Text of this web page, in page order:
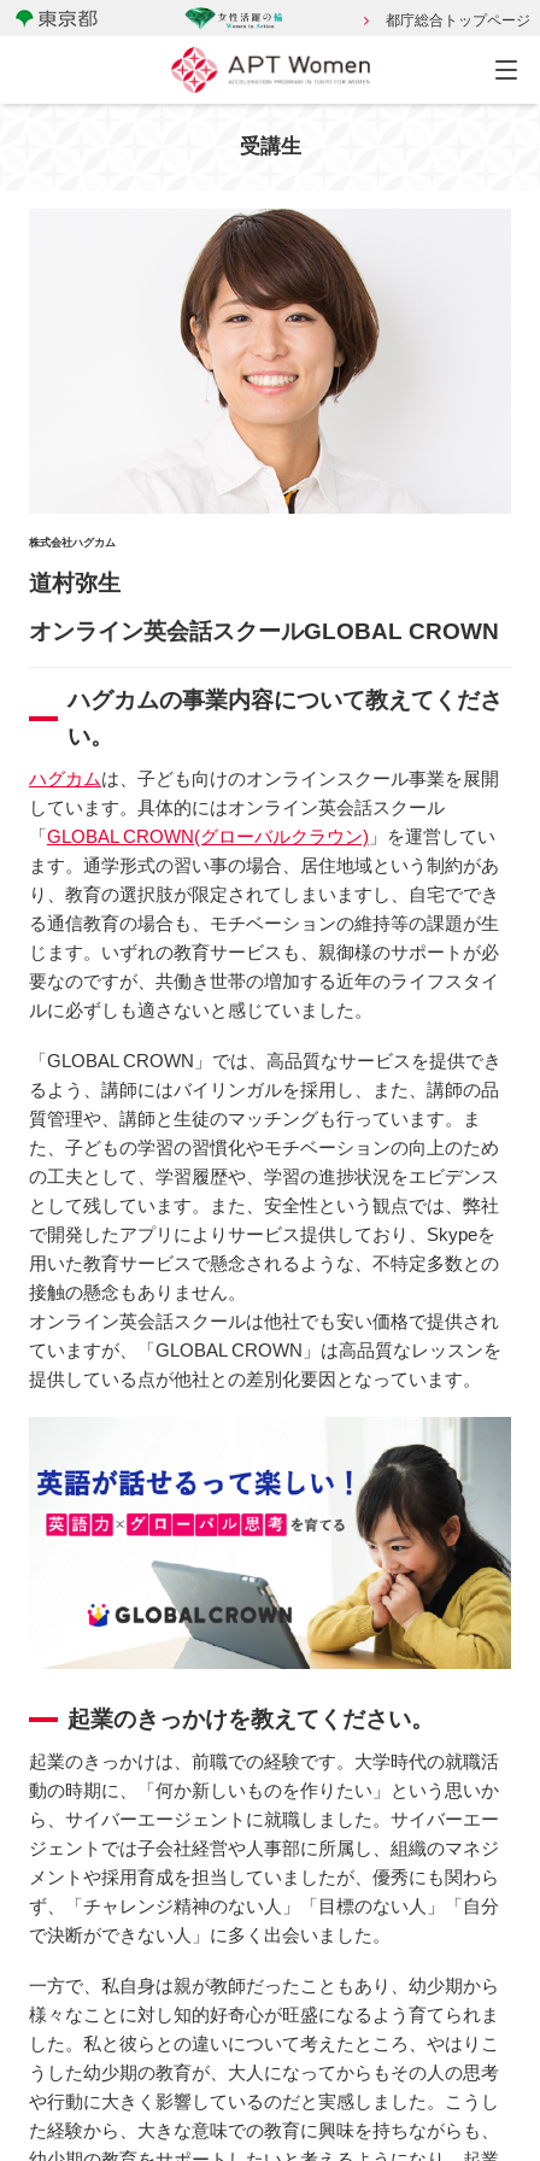
都庁総合トップページ
受講生
株式会社ハグカム
道村弥生
オンライン英会話スクールGLOBAL CROWN
ハグカムの事業内容について教えてくださ
い。
ハグカムは、子ども向けのオンラインスクール事業を展開
しています。具体的にはオンライン英会話スクール
「GLOBAL CROWN(グローバルクラウン) 」を運営してい
ます。通学形式の習い事の場合、居住地域という制約があ
り、教育の選択肢が限定されてしまいますし、自宅ででき
る通信教育の場合も、モチベーションの維持等の課題が生
じます。いずれの教育サービスも、親御様のサポートが必
要なのですが、共働き世帯の増加する近年のライフスタイ
ルに必ずしも適さないと感じていました。
「GLOBAL CROWN」では、高品質なサービスを提供でき
るよう、講師にはバイリンガルを採用し、また、講師の品
質管理や、講師と生徒のマッチングも行っています。ま
た、子どもの学習の習慣化やモチベーションの向上のため
の工夫として、学習履歴や、学習の進捗状況をエビデンス
として残しています。また、安全性という観点では、弊社
で開発したアプリによりサービス提供しており、Skypeを
用いた教育サービスで懸念されるような、不特定多数との
接触の懸念もありません。
オンライン英会話スクールは他社でも安い価格で提供され
ていますが、「GLOBAL CROWN」は高品質なレッスンを
提供している点が他社との差別化要因となっています。
起業のきっかけを教えてください。
起業のきっかけは、前職での経験です。大学時代の就職活
動の時期に、「何か新しいものを作りたい」という思いか
ら、サイバーエージェントに就職しました。サイバーエー
ジェントでは子会社経営や人事部に所属し、組織のマネジ
メントや採用育成を担当していましたが、優秀にも関わら
ず、「チャレンジ精神のない人」「目標のない人」「自分
で決断ができない人」に多く出会いました。
一方で、私自身は親が教師だったこともあり、幼少期から
様々なことに対し知的好奇心が旺盛になるよう育てられま
した。私と彼らとの違いについて考えたところ、やはりこ
うした幼少期の教育が、大人になってからもその人の思考
や行動に大きく影響しているのだと実感しました。こうし
た経験から、大きな意味での教育に興味を持ちながらも、